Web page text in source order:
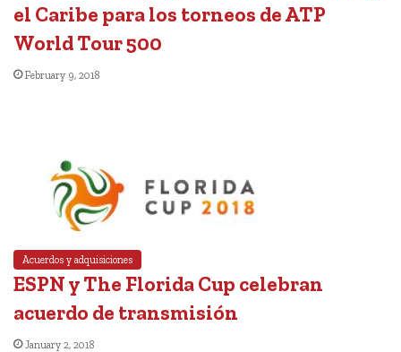
el Caribe para los torneos de ATP
World Tour 500
February 9, 2018
Acuerdos y adquisiciones
ESPN y The Florida Cup celebran
acuerdo de transmisión
January 2, 2018